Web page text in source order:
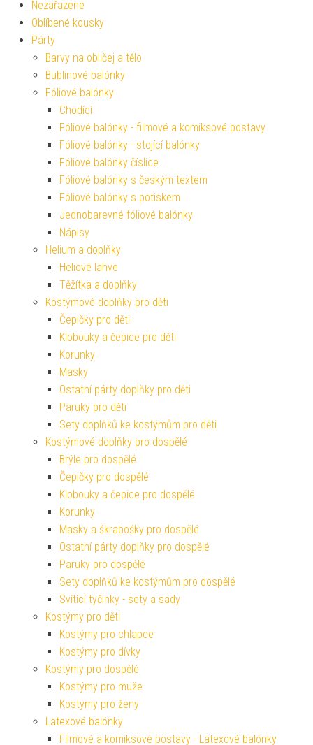
Nezařazené
Oblíbené kousky
Párty
Barvy na obličej a tělo
Bublinové balónky
Fóliové balónky
Chodící
Fóliové balónky - filmové a komiksové postavy
Fóliové balónky - stojící balónky
Fóliové balónky číslice
Fóliové balónky s českým textem
Fóliové balónky s potiskem
Jednobarevné fóliové balónky
Nápisy
Helium a doplňky
Heliové lahve
Těžítka a doplňky
Kostýmové doplňky pro děti
Čepičky pro děti
Klobouky a čepice pro děti
Korunky
Masky
Ostatní párty doplňky pro děti
Paruky pro děti
Sety doplňků ke kostýmům pro děti
Kostýmové doplňky pro dospělé
Brýle pro dospělé
Čepičky pro dospělé
Klobouky a čepice pro dospělé
Korunky
Masky a škrabošky pro dospělé
Ostatní párty doplňky pro dospělé
Paruky pro dospělé
Sety doplňků ke kostýmům pro dospělé
Svítící tyčinky - sety a sady
Kostýmy pro děti
Kostýmy pro chlapce
Kostýmy pro dívky
Kostýmy pro dospělé
Kostýmy pro muže
Kostýmy pro ženy
Latexové balónky
Filmové a komiksové postavy - Latexové balónky